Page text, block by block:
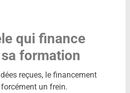
qui finance
formation
reçues, le financement
forcément un frein.